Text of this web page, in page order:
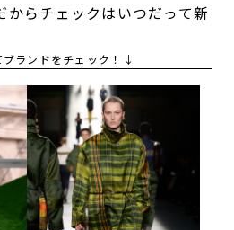
からチェックはいつだって新
ランドをチェック！↓